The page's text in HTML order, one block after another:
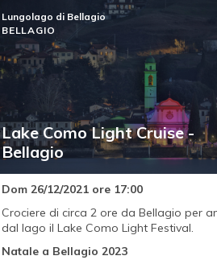
Lake Como Light Cruise -
Bellagio
Lungolago di Bellagio
BELLAGIO
Dom 26/12/2021 ore 17:00
Crociere di circa 2 ore da Bellagio per
dal lago il Lake Como Light Festival.
Natale a Bellagio 2023